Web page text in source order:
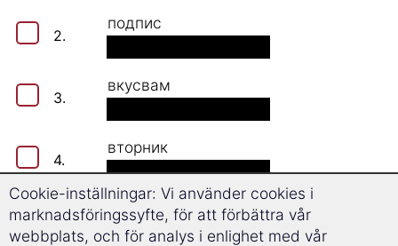
2.
подпис
3.
вкусвам
4.
вторник
5.
много
Cookie-inställningar: Vi använder cookies i
marknadsföringssyfte, för att förbättra vår
webbplats, och för analys i enlighet med vår